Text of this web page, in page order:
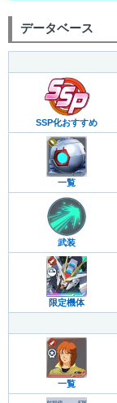
データベース
SSP化おすすめ
一覧
武装
限定機体
一覧